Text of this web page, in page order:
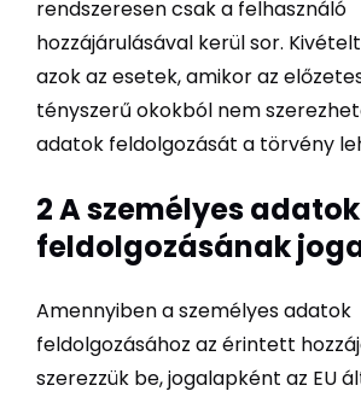
rendszeresen csak a felhasználó
hozzájárulásával kerül sor.
azok az esetek, amikor az
tényszerű okokból nem
adatok feldolgozását a törvény
2 A személyes adatok
feldolgozásának
Amennyiben a személyes adatok
feldolgozásához az érintett
szerezzük be, jogalapként az EU